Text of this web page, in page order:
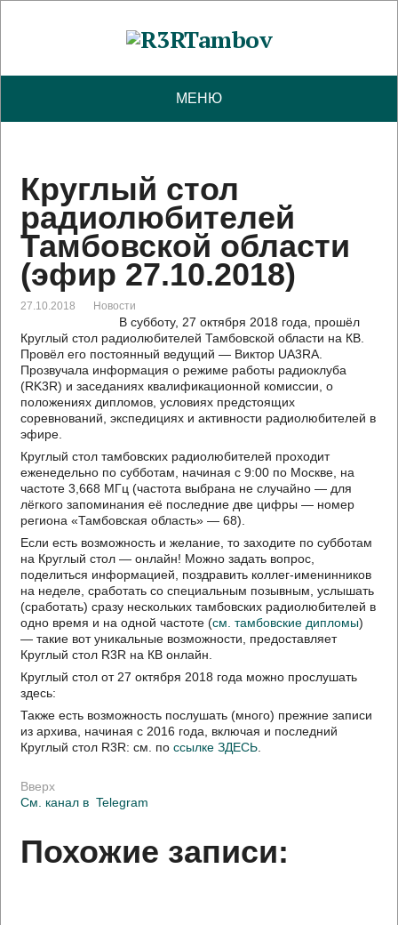
МЕНЮ
Круглый стол
радиолюбителей
Тамбовской области
(эфир 27.10.2018)
27.10.2018 Новости
В субботу, 27 октября 2018 года, прошёл
Круглый стол радиолюбителей Тамбовской области на КВ.
Провёл его постоянный ведущий — Виктор UA3RA.
Прозвучала информация о режиме работы радиоклуба
(RK3R) и заседаниях квалификационной комиссии, о
положениях дипломов, условиях предстоящих
соревнований, экспедициях и активности радиолюбителей в
эфире.
Круглый стол тамбовских радиолюбителей проходит
еженедельно по субботам, начиная с 9:00 по Москве, на
частоте 3,668 МГц (частота выбрана не случайно — для
лёгкого запоминания её последние две цифры — номер
региона «Тамбовская область» — 68).
Если есть возможность и желание, то заходите по субботам
на Круглый стол — онлайн! Можно задать вопрос,
поделиться информацией, поздравить коллег-именинников
на неделе, сработать со специальным позывным, услышать
(сработать) сразу нескольких тамбовских радиолюбителей в
одно время и на одной частоте (см. тамбовские дипломы)
— такие вот уникальные возможности, предоставляет
Круглый стол R3R на КВ онлайн.
Круглый стол от 27 октября 2018 года можно прослушать
здесь:
Также есть возможность послушать (много) прежние записи
из архива, начиная с 2016 года, включая и последний
Круглый стол R3R: см. поссылке ЗДЕСЬ
Вверх
См. канал в Telegram
Похожие записи: